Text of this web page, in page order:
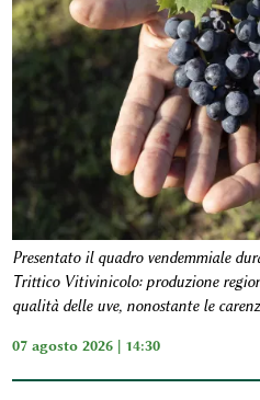
Presentato il quadro vendemmiale
Trittico Vitivinicolo: produzione
qualità delle uve, nonostante le
07 agosto 2026 | 14:30